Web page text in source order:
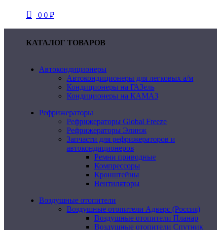
0 0 ₽
КАТАЛОГ ТОВАРОВ
Автокондиционеры
Автокондиционеры для легковых а/м
Кондиционеры на ГАЗель
Кондиционеры на КАМАЗ
Рефрижераторы
Рефрижераторы Global Freeze
Рефрижераторы Элинж
Запчасти для рефрижераторов и
автокондиционеров
Ремни приводные
Компрессоры
Кронштейны
Вентиляторы
Воздушные отопители
Воздушные отопители Адверс (Россия)
Воздушные отопители Планар
Воздушные отопители Спутник